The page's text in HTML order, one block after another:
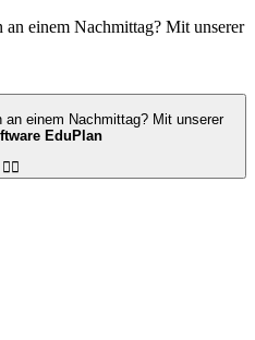
einem Nachmittag? Mit unserer
einem Nachmittag? Mit unserer
EduPlan
